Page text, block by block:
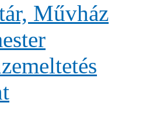
Művház